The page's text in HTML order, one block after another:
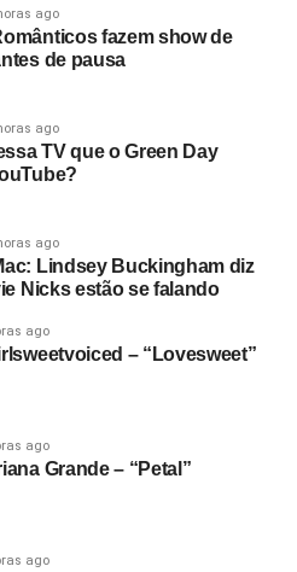
ago
fazem show de
de pausa
ago
TV que o Green Day
ago
Lindsey Buckingham diz
Nicks estão se falando
ago
– “Lovesweet”
ago
Grande – “Petal”
ago